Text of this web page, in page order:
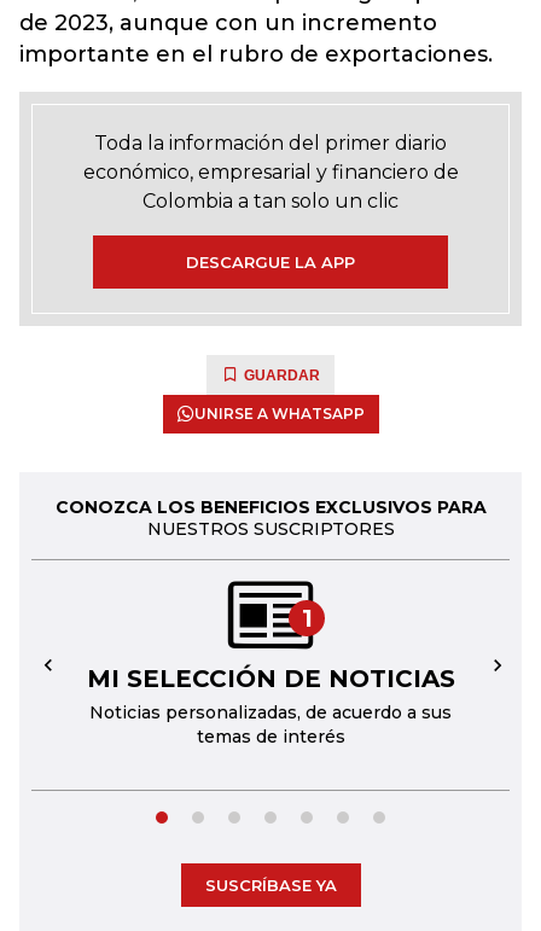
de 2023, aunque con un incremento
importante en el rubro de exportaciones.
Toda la información del primer diario
económico, empresarial y financiero de
Colombia a tan solo un clic
DESCARGUE LA APP
GUARDAR
UNIRSE A WHATSAPP
CONOZCA LOS BENEFICIOS EXCLUSIVOS PARA
NUESTROS SUSCRIPTORES
1
MI SELECCIÓN DE NOTICIAS
Noticias personalizadas, de acuerdo a sus
temas de interés
← →
SUSCRÍBASE YA